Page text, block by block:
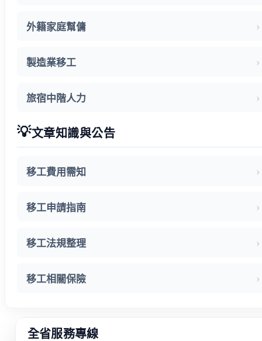
外籍家庭幫傭
製造業移工
旅宿中階人力
💡文章知識與公告
移工費用需知
移工申請指南
移工法規整理
移工相關保險
全省服務專線